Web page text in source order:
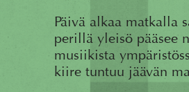
Päivä alkaa matkalla
perillä yleisö pääsee
musiikista
kiire tuntuu jäävän